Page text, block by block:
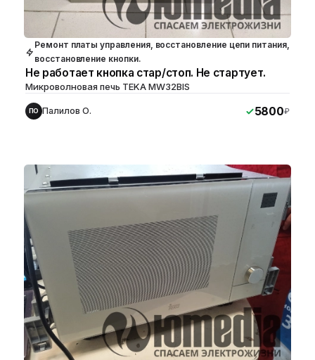
Ремонт платы управления, восстановление цепи питания,
восстановление кнопки.
Не работает кнопка стар/стоп. Не стартует.
Микроволновая печь TEKA MW32BIS
ПО Палилов О. 5800₽